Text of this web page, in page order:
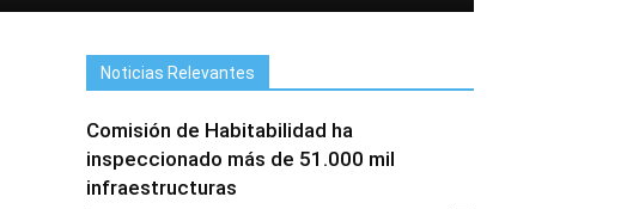
Noticias Relevantes
Comisión de Habitabilidad ha
inspeccionado más de 51.000 mil
infraestructuras